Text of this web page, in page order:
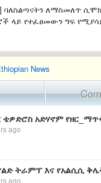
ባለስልጣናትን ለማስመለጥ
ላይ የተፈፀመውን ግፍ
News
ago
ago